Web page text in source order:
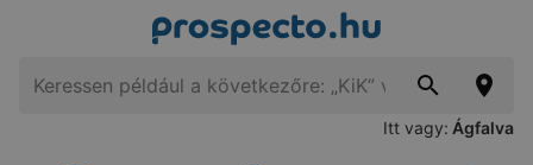
Itt vagy: Ágfalva